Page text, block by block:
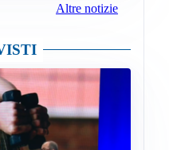
Altre notizie